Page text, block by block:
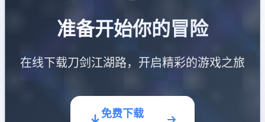
准备开始你的冒险
在线下载刀剑江湖路，开启精彩的游戏之旅
免费下载